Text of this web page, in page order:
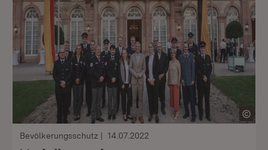
Bevölkerungsschutz 14.07.2022